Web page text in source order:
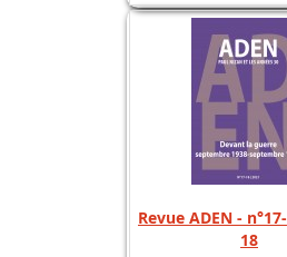
Revue ADEN - n°17-
18